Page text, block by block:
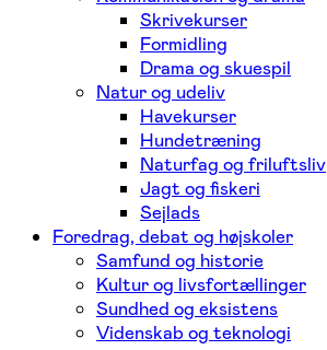
Skrivekurser
Formidling
Drama og skuespil
Natur og udeliv
Havekurser
Hundetræning
Naturfag og friluftsliv
Jagt og fiskeri
Sejlads
Foredrag, debat og højskoler
Samfund og historie
Kultur og livsfortællinger
Sundhed og eksistens
Videnskab og teknologi